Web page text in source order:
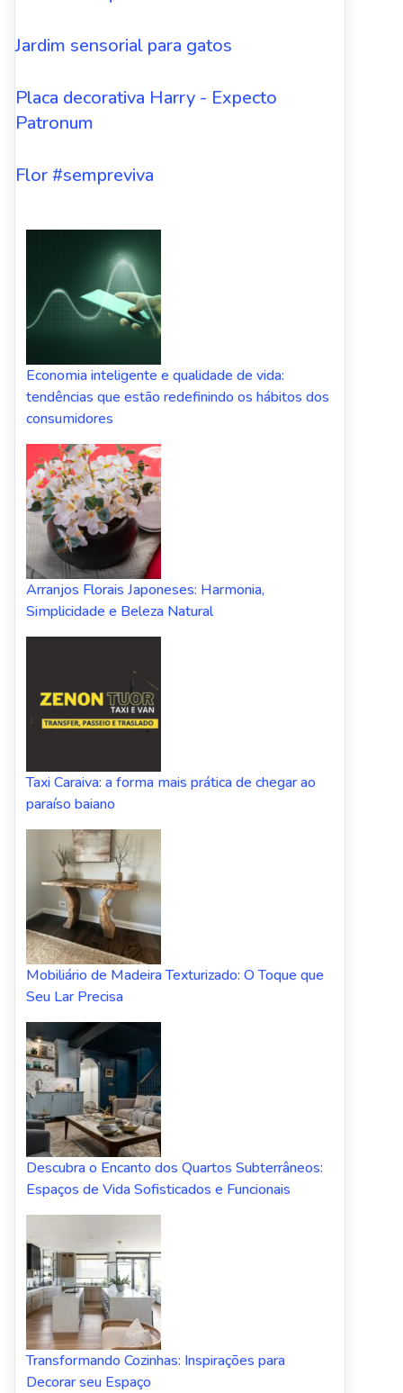
Jardim sensorial para gatos
Placa decorativa Harry - Expecto
Patronum
Flor #sempreviva
Economia inteligente e qualidade de vida:
tendências que estão redefinindo os hábitos dos
consumidores
Arranjos Florais Japoneses: Harmonia,
Simplicidade e Beleza Natural
Taxi Caraiva: a forma mais prática de chegar ao
paraíso baiano
Mobiliário de Madeira Texturizado: O Toque que
Seu Lar Precisa
Descubra o Encanto dos Quartos Subterrâneos:
Espaços de Vida Sofisticados e Funcionais
Transformando Cozinhas: Inspirações para
Decorar seu Espaço